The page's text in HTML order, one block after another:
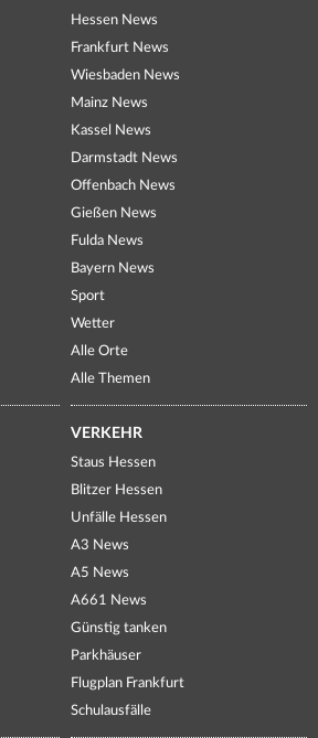
Hessen News
Frankfurt News
Wiesbaden News
Mainz News
Kassel News
Darmstadt News
Offenbach News
Gießen News
Fulda News
Bayern News
Sport
Wetter
Alle Orte
Alle Themen
VERKEHR
Staus Hessen
Blitzer Hessen
Unfälle Hessen
A3 News
A5 News
A661 News
Günstig tanken
Parkhäuser
Flugplan Frankfurt
Schulausfälle